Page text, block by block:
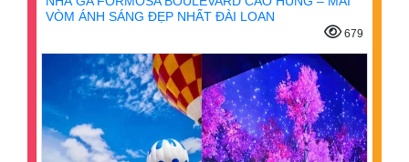
VÒM ÁNH SÁNG ĐẸP NHẤT ĐÀI LOAN
679